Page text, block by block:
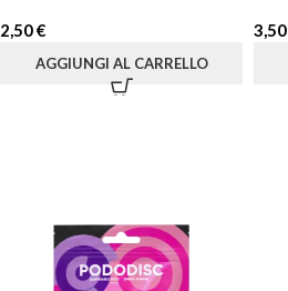
2,50€
AGGIUNGI AL CARRELLO
3,50